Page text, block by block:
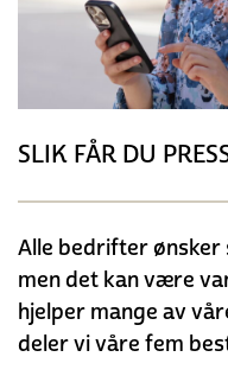
SLIK FÅR DU
Alle bedrifter ønsker
men det kan være
hjelper mange av
deler vi våre fem